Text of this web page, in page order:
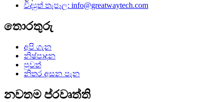
විද්‍යුත් තැපෑල: info@greatwaytech.com
තොරතුරු
අපි ගැන
නිෂ්පාදන
පුවත්
නිතර අසන පැන
නවතම ප්රවෘත්ති